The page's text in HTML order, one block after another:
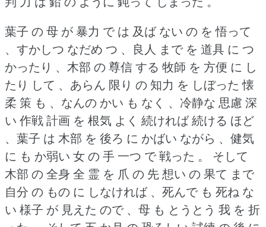
葉子 の 母 が 暴力 で は 及ば ない の を 悟って
、すかしつ なだめ つ 、良人 まで を 道具 に つ
かったり 、木部 の 尊信 する 牧師 を 方便 に し
たり して 、あらん 限り の 知力 を しぼった 懐
柔 策 も 、なんの かい も なく 、冷静な 思慮 深
い 作戦 計画 を 根気 よく 続ければ 続ける ほど
、葉子 は 木部 を 後ろ に かばい ながら 、健気
に も か弱い 女 の 手 一つ で 戦った 。
そして
木部 の 全身 全 霊 を 爪 の 先 想い の 果て まで
自分 の もの に しなければ 、死んで も 死ね な
い 様子 が 見えた ので 、母 も とうとう 我 を 折